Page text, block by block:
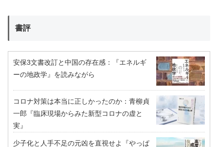
書評
安保3文書改訂と中国の存在感：『エネルギ
ーの地政学』を読みながら
コロナ対策は本当に正しかったのか：青柳貞
一郎『臨床現場からみた新型コロナの虚と
実』
少子化と人手不足の元凶を直視せよ『やっぱ